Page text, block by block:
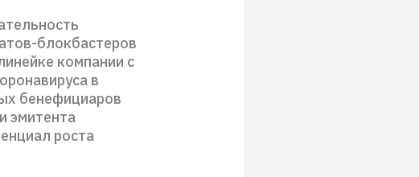
блокбастеров
компании с
в
бенефициаров
эмитента
роста